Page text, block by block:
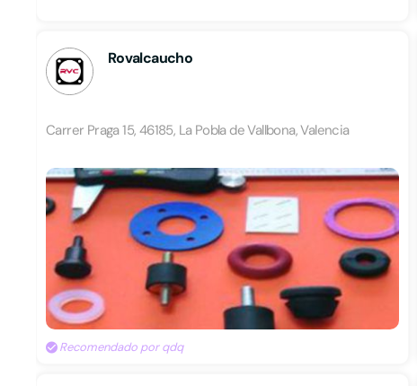
Rovalcaucho
Carrer Praga 15, 46185, La Pobla de Vallbona, Valencia
Recomendado por qdq